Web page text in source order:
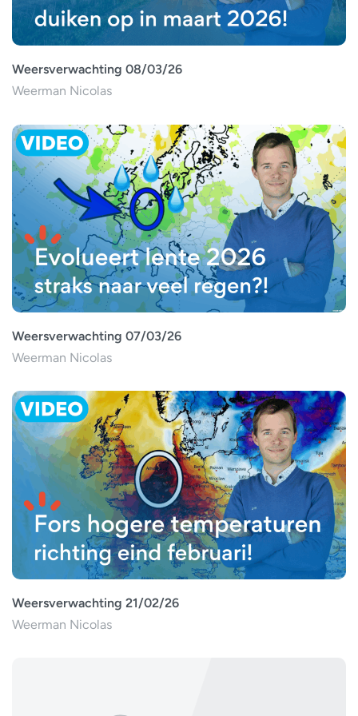
Weersverwachting 08/03/26
Weerman Nicolas
Weersverwachting 07/03/26
Weerman Nicolas
Weersverwachting 21/02/26
Weerman Nicolas